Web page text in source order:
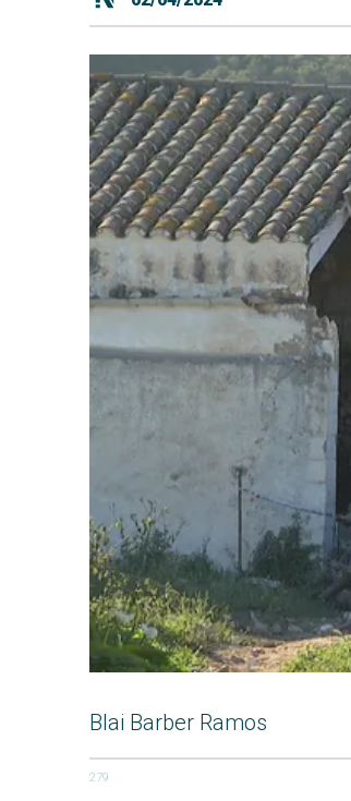
Blai Barber Ramos
279